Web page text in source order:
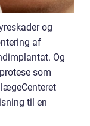
og
af
Og
som
til en